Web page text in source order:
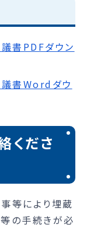
書PDFダウン
書Wordダウ
くださ
等により埋蔵
の手続きが必